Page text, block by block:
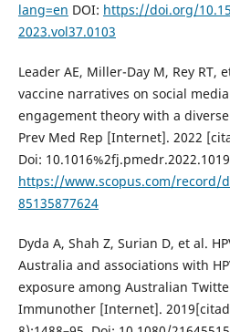
lang=en DOI: https://doi.org/
2023.vol37.0103
Leader AE, Miller-Day M, Rey RT,
vaccine narratives on social
engagement theory with a
Prev Med Rep [Internet]. 2022
Doi:
https://www.scopus.com/record/
85135877624
Dyda A, Shah Z, Surian D, et al.
Australia and associations with
exposure among Australian
Immunother [Internet].